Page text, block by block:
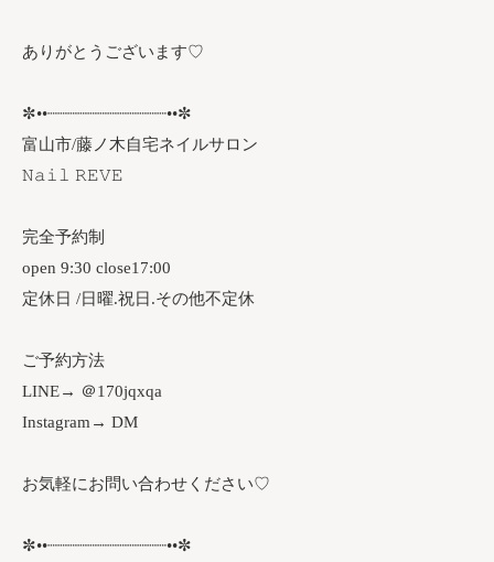
ありがとうございます♡
✼••┈┈┈┈┈┈┈┈┈┈┈┈••✼
富山市/藤ノ木自宅ネイルサロン
𝙽𝚊𝚒𝚕 𝚁𝙴𝚅𝙴
完全予約制
open 9:30 close17:00
定休日 /日曜.祝日.その他不定休
ご予約方法
LINE→ ＠170jqxqa
Instagram→ DM
お気軽にお問い合わせください♡
✼••┈┈┈┈┈┈┈┈┈┈┈┈••✼